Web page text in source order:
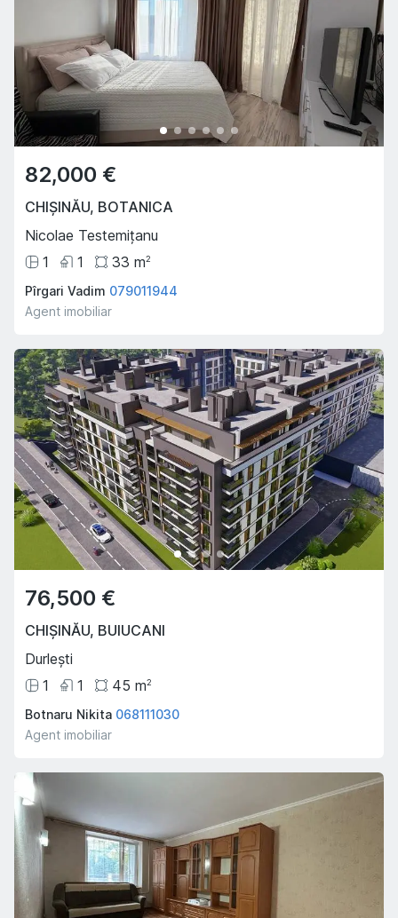
82,000 €
CHIȘINĂU, BOTANICA
Nicolae Testemițanu
1
1 33 m2
Pîrgari Vadim 079011944
Agent imobiliar
76,500 €
CHIȘINĂU, BUIUCANI
Durlești
1
1 45 m2
Botnaru Nikita 068111030
Agent imobiliar